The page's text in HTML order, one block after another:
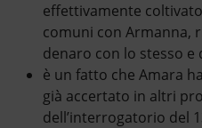
effettivamente
comuni con Armanna,
denaro con lo stesso e
è un fatto che Amara
già accertato in altri
dell’interrogatorio del